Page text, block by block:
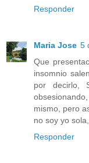
Responder
Maria Jose 5
Que
insomnio
por decirlo,
mismo, pero
no soy yo
Responder